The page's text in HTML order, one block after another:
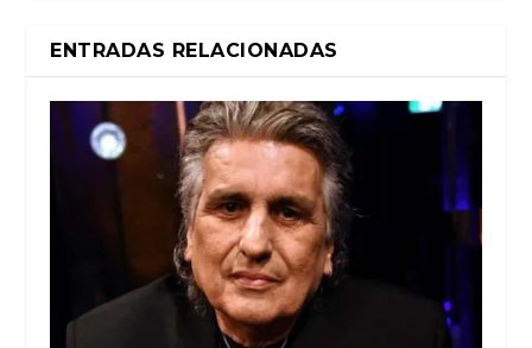
ENTRADAS RELACIONADAS